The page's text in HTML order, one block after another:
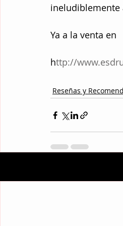
ineludiblemente
Ya a la venta en
http://
Reseñas y